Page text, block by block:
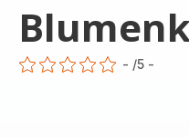
- /5 -